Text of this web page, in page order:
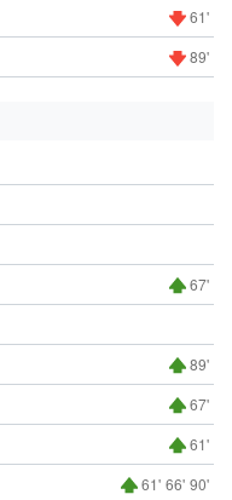
61'
89'
67'
89'
67'
61'
61' 66' 90'